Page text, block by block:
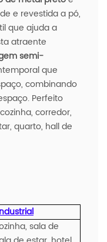
e revestida a pó,
que ajuda a
atraente
semi-
que
combinando
Perfeito
corredor,
quarto, hall de
sala de